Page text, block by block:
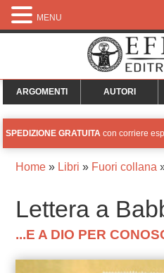
ARGOMENTI AUTORI
SPEDIZIONE GRATUITA con corriere
Home» Libri » Fuori collana
Lettera a
...E A DIO PER
MENU